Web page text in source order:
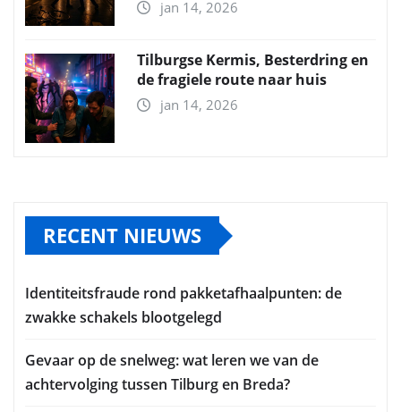
jan 14, 2026
Tilburgse Kermis, Besterdring en
de fragiele route naar huis
jan 14, 2026
RECENT NIEUWS
Identiteitsfraude rond pakketafhaalpunten: de
zwakke schakels blootgelegd
Gevaar op de snelweg: wat leren we van de
achtervolging tussen Tilburg en Breda?